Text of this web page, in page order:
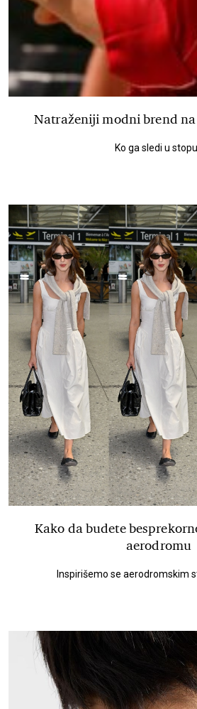
Natraženiji modni brend na
Ko ga sledi u
Kako da budete
aerodromu
Inspirišemo se aerodromskim